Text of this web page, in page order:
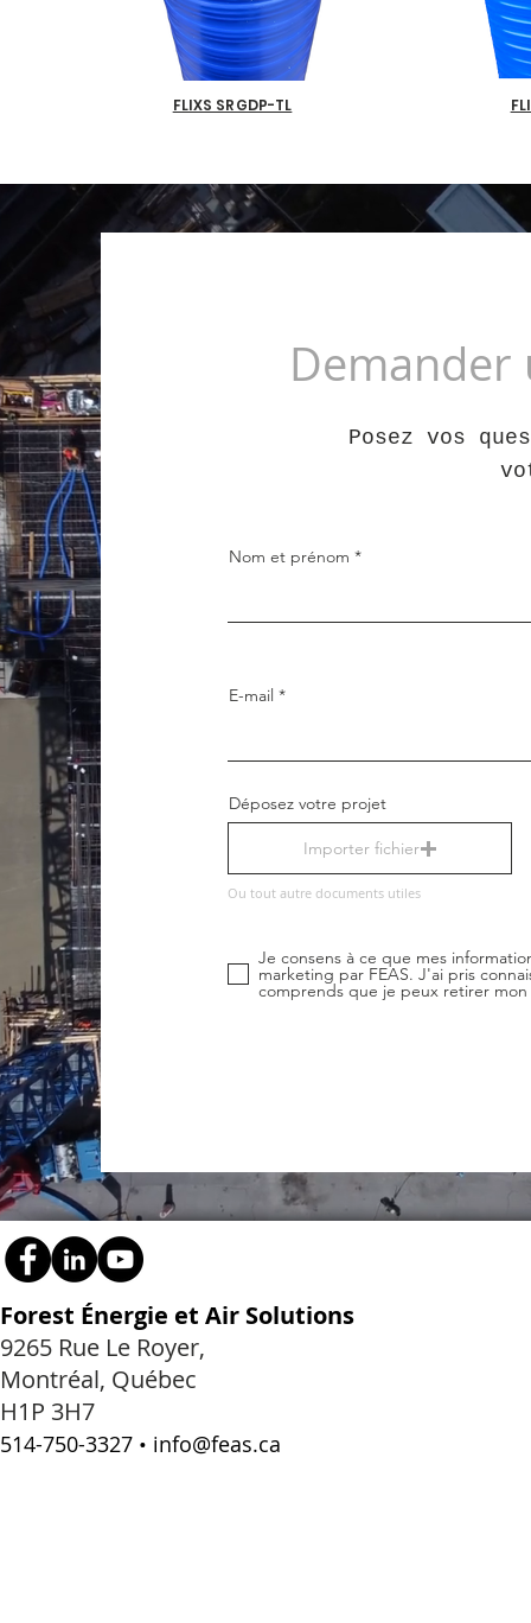
FLIXS SRGDP-TL
Posez vos
Nom et prénom
E-mail
Déposez votre projet
Importer fichier
Ou tout autre documents utiles
Je consens à ce que mes
marketing par FEAS. J'ai pris
comprends que je peux retirer
Forest Énergie et Air Solutions
9265 Rue Le Royer,
Montréal, Québec
H1P 3H7
514-750-3327 • info@feas.ca